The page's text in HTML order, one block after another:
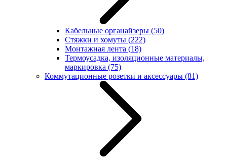
Кабельные органайзеры (50)
Стяжки и хомуты (222)
Монтажная лента (18)
Термоусадка, изоляционные материалы,
маркировка (75)
Коммутационные розетки и аксессуары (81)